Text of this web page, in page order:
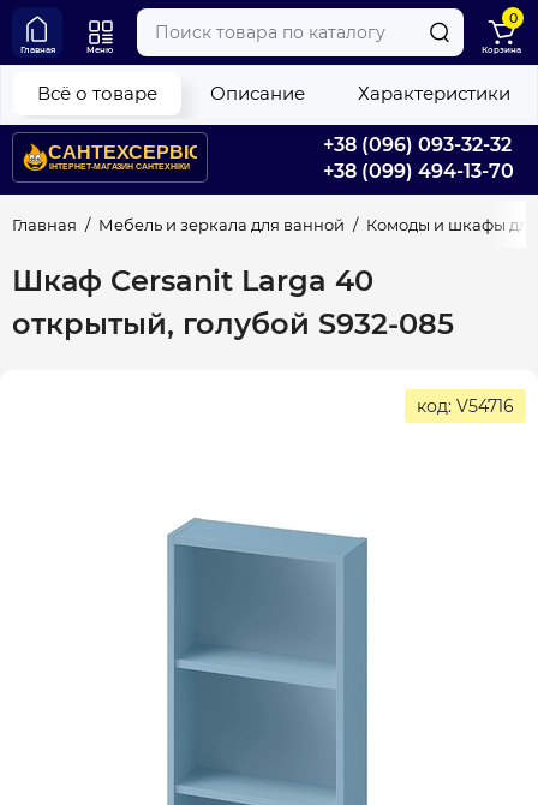
+38 (096) 093-32-32
+38 (099) 494-13-70
Главная Меню
0
Корзина
Главная Мебель и зеркала для ванной Комоды и шкафы
Шкаф Cersanit Larga 40
открытый, голубой S932-085
Всё о товаре Описание Характеристики
код: V54716